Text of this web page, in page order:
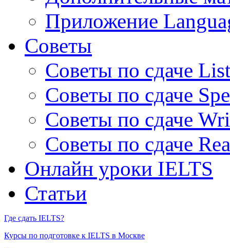
Приложение
Советы
Советы по сдаче
Советы по сдаче
Советы по сдаче
Советы по сдаче
Онлайн уроки IELTS
Статьи
Где сдать IELTS?
Курсы по подготовке к IELTS в Москве